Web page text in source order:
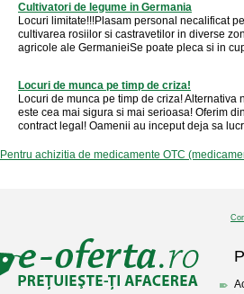
Cultivatori de legume in Germania
Locuri limitate!!!Plasam personal necalificat
cultivarea rosiilor si castravetilor in diverse
agricole ale GermanieiSe poate pleca si in
Locuri de munca pe timp de criza!
Locuri de munca pe timp de criza! Alternativa
este cea mai sigura si mai serioasa! Oferim
contract legal! Oamenii au inceput deja sa
Pentru achizitia de medicamente OTC